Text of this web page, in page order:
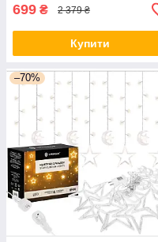
699 ₴ 2 379 ₴
Купити
–70%